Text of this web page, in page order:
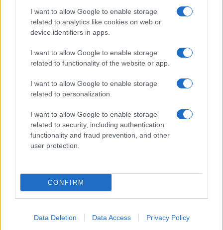
I want to allow Google to enable storage
related to analytics like cookies on web or
device identifiers in apps.
I want to allow Google to enable storage
related to functionality of the website or app.
I want to allow Google to enable storage
related to personalization.
I want to allow Google to enable storage
related to security, including authentication
functionality and fraud prevention, and other
user protection.
CONFIRM
Data Deletion Data Access Privacy Policy